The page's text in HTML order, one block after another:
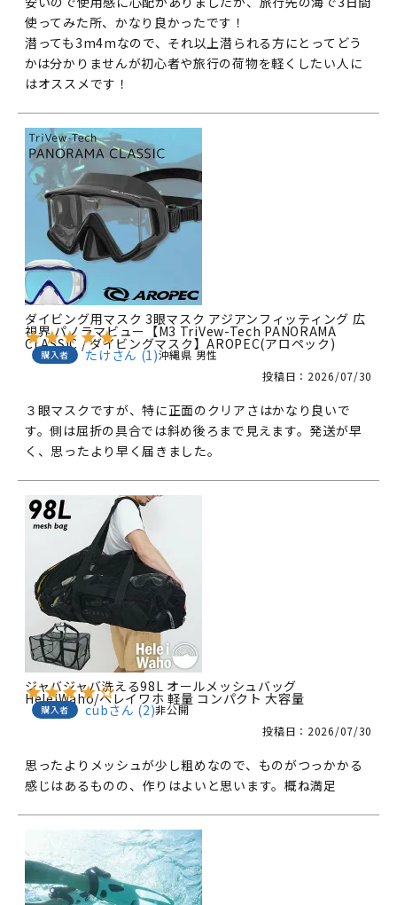
使ってみた所、かなり良かったです！
潜っても3m4mなので、それ以上潜られる方にとってどう
かは分かりませんが初心者や旅行の荷物を軽くしたい人に
はオススメです！
ダイビング用マスク 3眼マスク アジアンフィッティング 広
視界 パノラマビュー【M3 TriVew-Tech PANORAMA
CLASSIC / ダイビングマスク】AROPEC(アロペック)
購入者 たけ 1 沖縄県 男性
投稿日
2026/07/30
３眼マスクですが、特に正面のクリアさはかなり良いで
す。側は屈折の具合では斜め後ろまで見えます。発送が早
く、思ったより早く届きました。
ジャバジャバ洗える98L オールメッシュバッグ
HeleiWaho/ヘレイワホ 軽量 コンパクト 大容量
購入者 cub 2 非公開
投稿日
2026/07/30
思ったよりメッシュが少し粗めなので、ものがつっかかる
感じはあるものの、作りはよいと思います。概ね満足